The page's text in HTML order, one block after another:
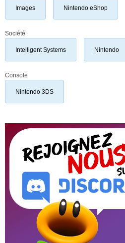
Images Nintendo eShop
Société
Intelligent Systems Nintendo
Console
Nintendo 3DS